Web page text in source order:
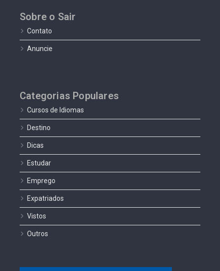
Sobre o Sair
Contato
Anuncie
Categorias Populares
Cursos de Idiomas
Destino
Dicas
Estudar
Emprego
Expatriados
Vistos
Outros